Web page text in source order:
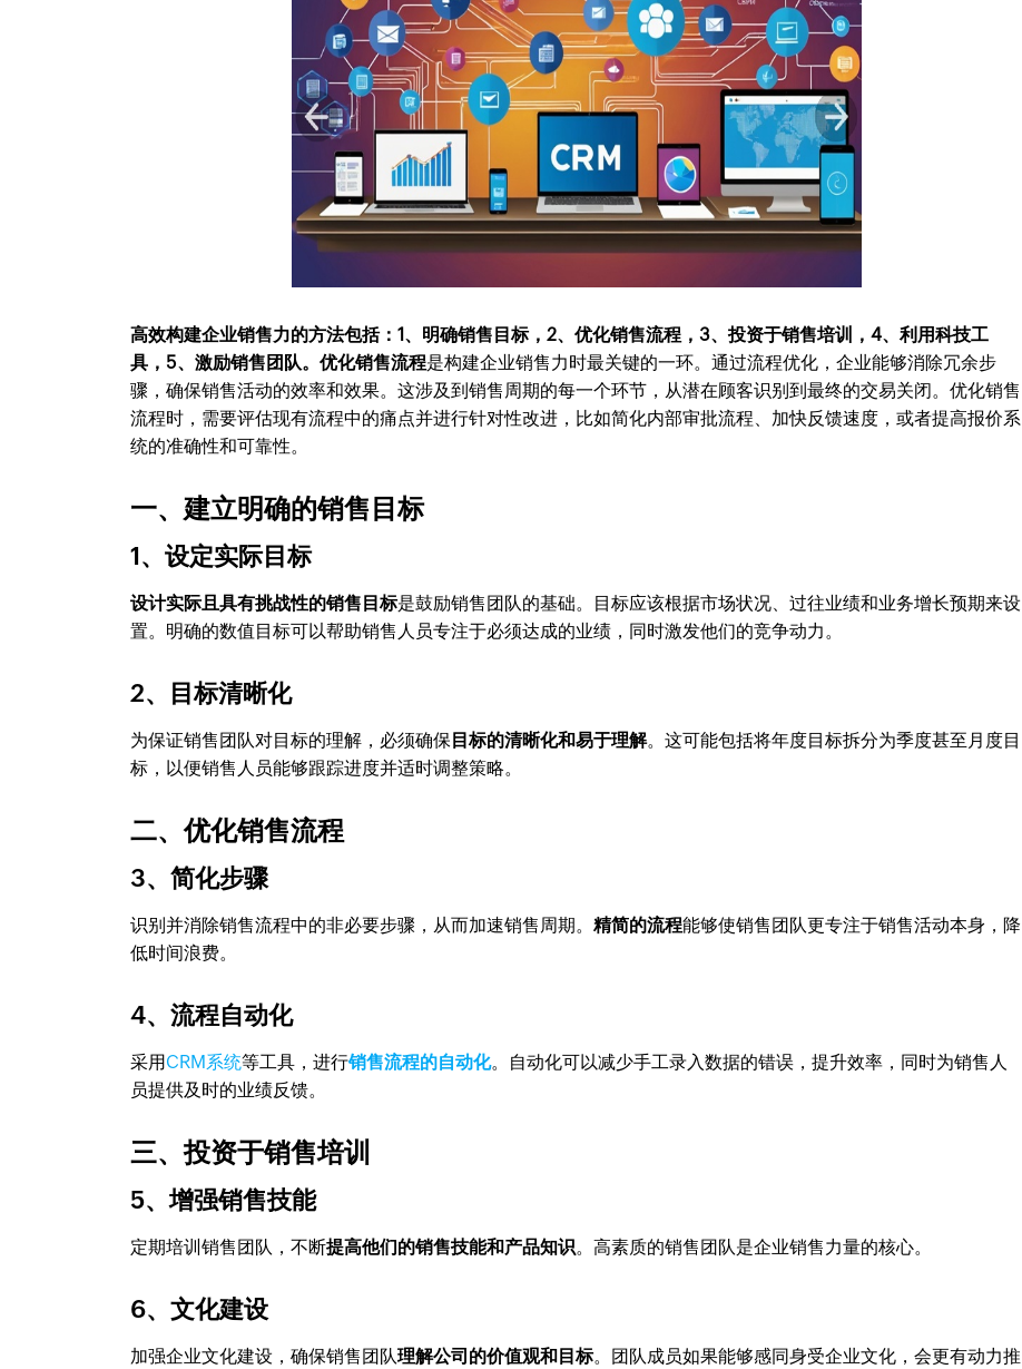
高效构建企业销售力的方法包括：1、明确销售目标，2、优化销售流程，3、投资于销售培训，4、利用科技工
具，5、激励销售团队。优化销售流程是构建企业销售力时最关键的一环。通过流程优化，企业能够消除冗余步
骤，确保销售活动的效率和效果。这涉及到销售周期的每一个环节，从潜在顾客识别到最终的交易关闭。优化销售
流程时，需要评估现有流程中的痛点并进行针对性改进，比如简化内部审批流程、加快反馈速度，或者提高报价系
统的准确性和可靠性。
一、建立明确的销售目标
1、设定实际目标
设计实际且具有挑战性的销售目标是鼓励销售团队的基础。目标应该根据市场状况、过往业绩和业务增长预期来设
置。明确的数值目标可以帮助销售人员专注于必须达成的业绩，同时激发他们的竞争动力。
2、目标清晰化
为保证销售团队对目标的理解，必须确保目标的清晰化和易于理解。这可能包括将年度目标拆分为季度甚至月度目
标，以便销售人员能够跟踪进度并适时调整策略。
二、优化销售流程
3、简化步骤
识别并消除销售流程中的非必要步骤，从而加速销售周期。精简的流程能够使销售团队更专注于销售活动本身，降
低时间浪费。
4、流程自动化
采用CRM系统等工具，进行销售流程的自动化。自动化可以减少手工录入数据的错误，提升效率，同时为销售人
员提供及时的业绩反馈。
三、投资于销售培训
5、增强销售技能
定期培训销售团队，不断提高他们的销售技能和产品知识。高素质的销售团队是企业销售力量的核心。
6、文化建设
加强企业文化建设，确保销售团队理解公司的价值观和目标。团队成员如果能够感同身受企业文化，会更有动力推